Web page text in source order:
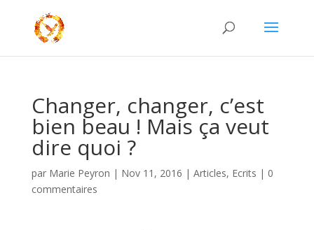
Changer, changer, c’est
bien beau ! Mais ça veut
dire quoi ?
par Marie Peyron | Nov 11, 2016 | Articles, Ecrits | 0
commentaires